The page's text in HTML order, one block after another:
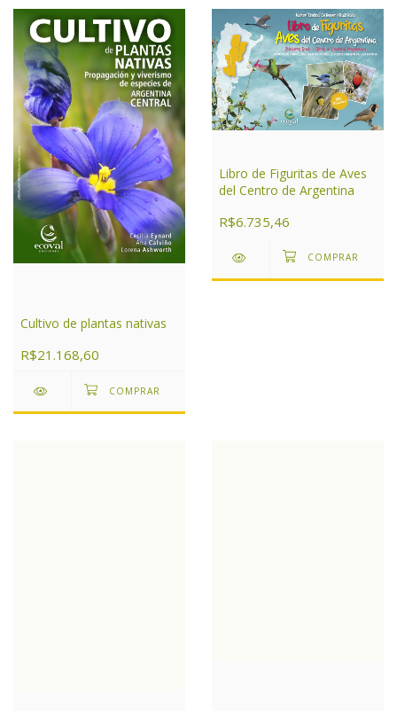
Cultivo de plantas nativas
R$21.168,60
Libro de Figuritas de Aves
del Centro de Argentina
R$6.735,46